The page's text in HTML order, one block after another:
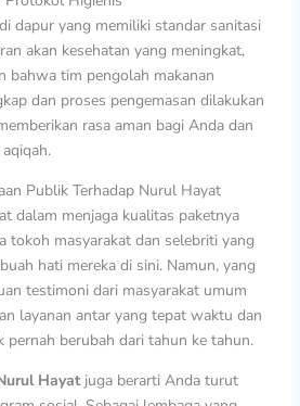
dapur yang memiliki standar sanitasi
akan kesehatan yang meningkat,
bahwa tim pengolah makanan
dan proses pengemasan dilakukan
rasa aman bagi Anda dan
Publik Terhadap Nurul Hayat
dalam menjaga kualitas paketnya
tokoh masyarakat dan selebriti yang
hati mereka di sini. Namun, yang
testimoni dari masyarakat umum
layanan antar yang tepat waktu dan
pernah berubah dari tahun ke tahun.
Hayatjuga berarti Anda turut